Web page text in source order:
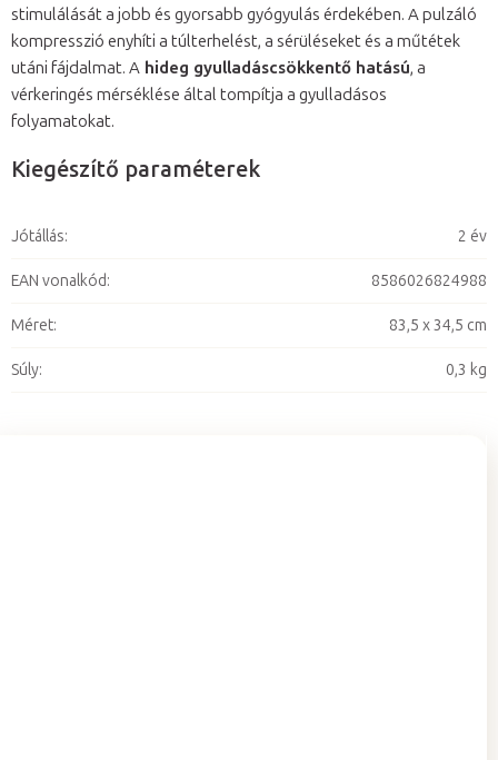
stimulálását a jobb és gyorsabb gyógyulás érdekében. A pulzáló
kompresszió enyhíti a túlterhelést, a sérüléseket és a műtétek
utáni fájdalmat. A hideg gyulladáscsökkentő hatású, a
vérkeringés mérséklése által tompítja a gyulladásos
folyamatokat.
Kiegészítő paraméterek
Jótállás: 2 év
EAN vonalkód: 8586026824988
Méret: 83,5 x 34,5 cm
Súly: 0,3 kg